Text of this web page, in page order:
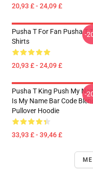
20,93 £ - 24,09 £
Pusha T For Fan Pusha T
Shirts
20,93 £ - 24,09 £
-
Pusha T King Push My
Is My Name Bar Code Blend
Pullover Hoodie
33,93 £ - 39,46 £
-